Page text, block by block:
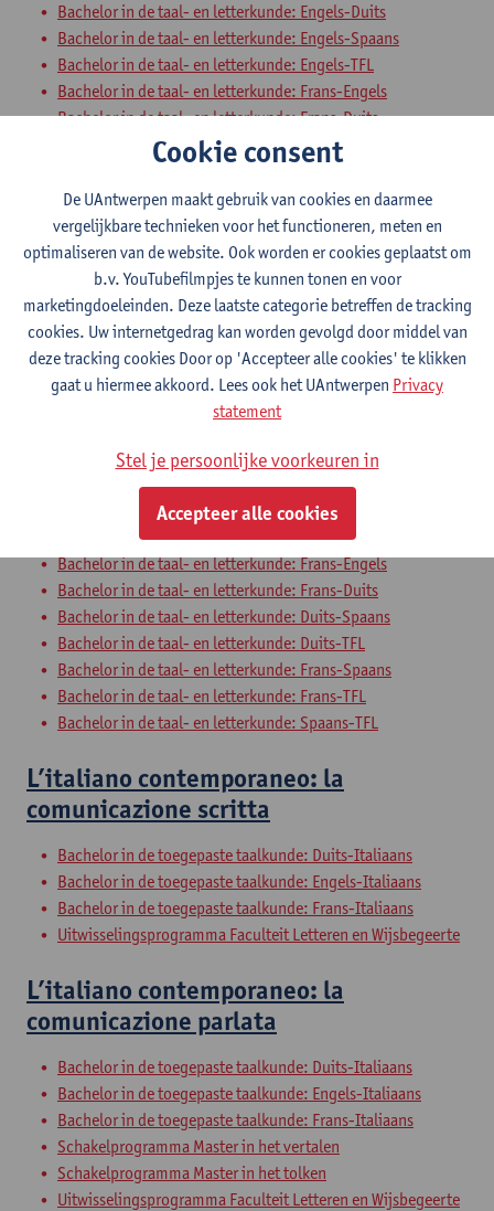
Bachelor in de taal- en letterkunde: Engels-Duits
Bachelor in de taal- en letterkunde: Engels-Spaans
Bachelor in de taal- en letterkunde: Engels-TFL
Bachelor in de taal- en letterkunde: Frans-Engels
Bachelor in de taal- en letterkunde: Frans-Duits
Bachelor in de taal- en letterkunde: Duits-Spaans
Bachelor in de taal- en letterkunde: Frans-Spaans
Bachelor in de taal- en letterkunde: Frans-TFL
Bachelor in de taal- en letterkunde: Spaans-TFL
Interculturele Competenties 4
Bachelor in de taal- en letterkunde: Nederlands-TFL
Bachelor in de taal- en letterkunde: Nederlands-Frans
Bachelor in de taal- en letterkunde: Nederlands-Engels
Bachelor in de taal- en letterkunde: Nederlands-Spaans
Bachelor in de taal- en letterkunde: Engels-Duits
Bachelor in de taal- en letterkunde: Engels-Spaans
Bachelor in de taal- en letterkunde: Engels-TFL
Bachelor in de taal- en letterkunde: Frans-Engels
Bachelor in de taal- en letterkunde: Frans-Duits
Bachelor in de taal- en letterkunde: Duits-Spaans
Bachelor in de taal- en letterkunde: Duits-TFL
Bachelor in de taal- en letterkunde: Frans-Spaans
Bachelor in de taal- en letterkunde: Frans-TFL
Bachelor in de taal- en letterkunde: Spaans-TFL
L’italiano contemporaneo: la
comunicazione scritta
Bachelor in de toegepaste taalkunde: Duits-Italiaans
Bachelor in de toegepaste taalkunde: Engels-Italiaans
Bachelor in de toegepaste taalkunde: Frans-Italiaans
Uitwisselingsprogramma Faculteit Letteren en Wijsbegeerte
L’italiano contemporaneo: la
comunicazione parlata
Bachelor in de toegepaste taalkunde: Duits-Italiaans
Bachelor in de toegepaste taalkunde: Engels-Italiaans
Bachelor in de toegepaste taalkunde: Frans-Italiaans
Schakelprogramma Master in het vertalen
Schakelprogramma Master in het tolken
Uitwisselingsprogramma Faculteit Letteren en Wijsbegeerte
Cookie consent
De UAntwerpen maakt gebruik van cookies en daarmee
vergelijkbare technieken voor het functioneren, meten en
optimaliseren van de website. Ook worden er cookies geplaatst om
b.v. YouTubefilmpjes te kunnen tonen en voor
marketingdoeleinden. Deze laatste categorie betreffen de tracking
cookies. Uw internetgedrag kan worden gevolgd door middel van
deze tracking cookies Door op 'Accepteer alle cookies' te klikken
gaat u hiermee akkoord. Lees ook het UAntwerpen Privacy
statement
Stel je persoonlijke voorkeuren in
Accepteer alle cookies